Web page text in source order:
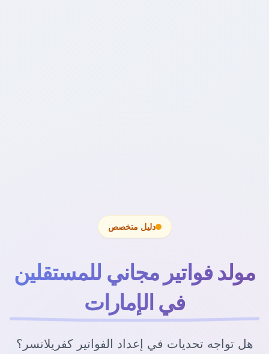
دليل متخصص
مولد فواتير مجاني للمستقلين
في الإمارات
هل تواجه تحديات في إعداد الفواتير كفريلانسر؟